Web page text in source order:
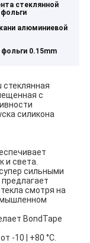
стеклянной
алюминиевой
0.15mm
с
силикона
и света.
сильными
смотря на
BondTape
-10 | +80 °C.